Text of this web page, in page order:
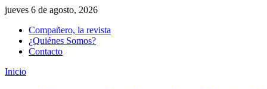
jueves 6 de agosto, 2026
Compañero, la revista
¿Quiénes Somos?
Contacto
Inicio